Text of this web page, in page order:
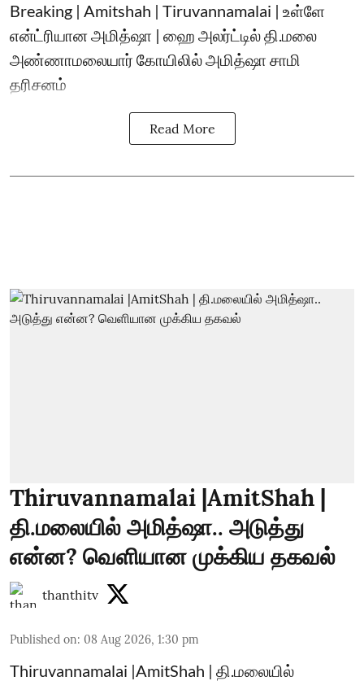
Breaking | Amitshah | Tiruvannamalai | உள்ளே
என்ட்ரியான அமித்ஷா | ஹை அலர்ட்டில் தி.மலை
அண்ணாமலையார் கோயிலில் அமித்ஷா சாமி
தரிசனம்
Read More
Thiruvannamalai |AmitShah |
தி.மலையில் அமித்ஷா.. அடுத்து
என்ன? வெளியான முக்கிய தகவல்
thanthitv
Published on: 08 Aug 2026, 1:30 pm
Thiruvannamalai |AmitShah | தி.மலையில்